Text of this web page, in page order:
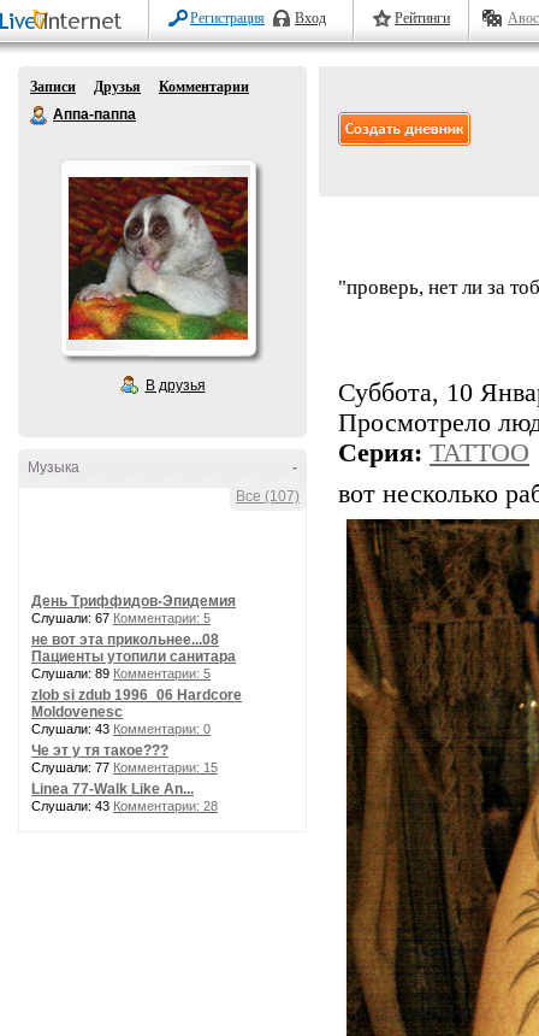
Регистрация Вход Рейтинги
Записи Друзья
Комментарии
Аппа-паппа
В друзья
-
Музыка
Все (107)
День Триффидов-Эпидемия
Слушали: 67 Комментарии: 5
не вот эта прикольнее...08
Пациенты утопили санитара
Слушали: 89 Комментарии: 5
zlob si zdub 1996_06 Hardcore
Moldovenesc
Слушали: 43 Комментарии: 0
Че эт у тя такое???
Слушали: 77 Комментарии: 15
Linea 77-Walk Like An...
Слушали: 43 Комментарии: 28
"проверь, нет ли за
Суббота, 10
Просмотрело
Серия: TATTOO
вот несколько